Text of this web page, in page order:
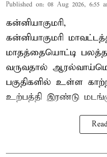
Published on: 08 Aug 2026, 6:55
கன்னியாகுமரி,
கன்னியாகுமரி
மாதத்தையொட்டி பலத்த
வருவதால்
பகுதிகளில் உள்ள
உற்பத்தி இரண்டு